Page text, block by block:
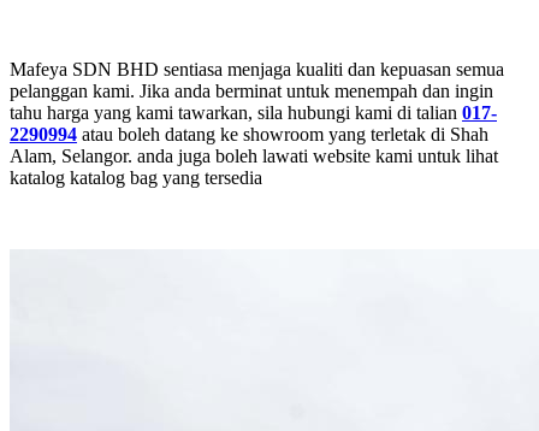
Mafeya SDN BHD sentiasa menjaga kualiti dan kepuasan semua
pelanggan kami. Jika anda berminat untuk menempah dan ingin
tahu harga yang kami tawarkan, sila hubungi kami di talian 017-
2290994 atau boleh datang ke showroom yang terletak di Shah
Alam, Selangor. anda juga boleh lawati website kami untuk lihat
katalog katalog bag yang tersedia